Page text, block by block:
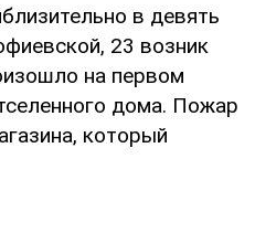
в девять
23 возник
на первом
дома. Пожар
который